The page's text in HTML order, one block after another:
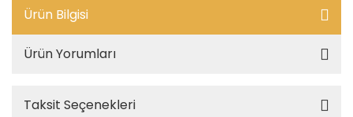
Ürün Bilgisi
Ürün Yorumları
Taksit Seçenekleri